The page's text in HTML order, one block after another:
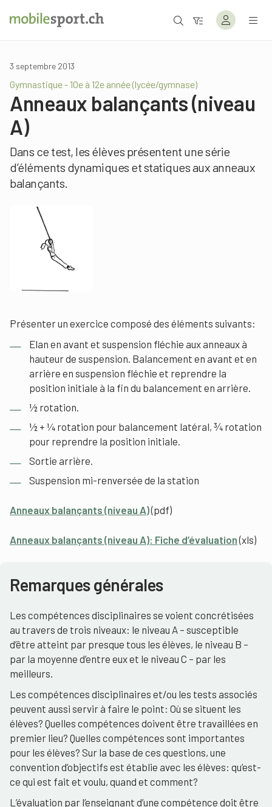
3 septembre 2013
Gymnastique - 10e à 12e année (lycée/gymnase)
Anneaux balançants (niveau
A)
Dans ce test, les élèves présentent une série
d’éléments dynamiques et statiques aux anneaux
balançants.
Présenter un exercice composé des éléments suivants:
Elan en avant et suspension fléchie aux anneaux à
hauteur de suspension. Balancement en avant et en
arrière en suspension fléchie et reprendre la
position initiale à la fin du balancement en arrière.
½ rotation.
½ + ¼ rotation pour balancement latéral, ¾ rotation
pour reprendre la position initiale.
Sortie arrière.
Suspension mi-renversée de la station
Anneaux balançants (niveau A)(pdf)
Anneaux balançants (niveau A): Fiche d’évaluation(xls)
Remarques générales
Les compétences disciplinaires se voient concrétisées
au travers de trois niveaux: le niveau A – susceptible
d’être atteint par presque tous les élèves, le niveau B –
par la moyenne d’entre eux et le niveau C – par les
meilleurs.
Les compétences disciplinaires et/ou les tests associés
peuvent aussi servir à faire le point: Où se situent les
élèves? Quelles compétences doivent être travaillées en
premier lieu? Quelles compétences sont importantes
pour les élèves? Sur la base de ces questions, une
convention d’objectifs est établie avec les élèves: qu’est-
ce qui est fait et voulu, quand et comment?
L’évaluation par l’enseignant d’une compétence doit être